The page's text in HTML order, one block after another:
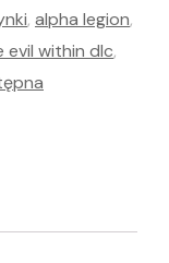
, alpha legion,
evil within dlc,